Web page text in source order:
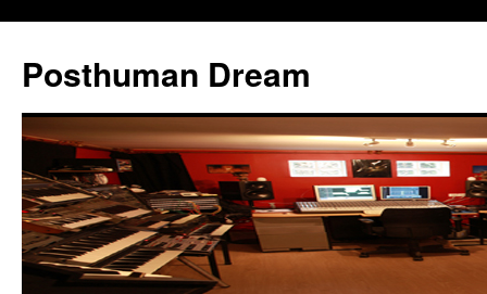
Posthuman Dream